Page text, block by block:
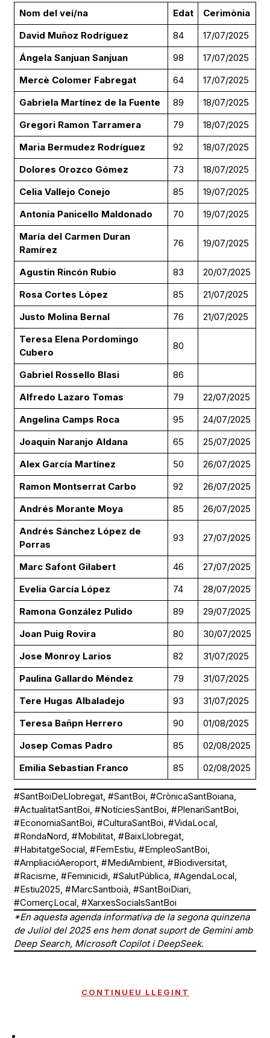
Nom del veí/na
Edat
Cerimònia
David Muñoz Rodríguez
84
17/07/2025
Ángela Sanjuan Sanjuan
98
17/07/2025
Mercè Colomer Fabregat
64
17/07/2025
Gabriela Martínez de la Fuente
89
18/07/2025
Gregori Ramon Tarramera
79
18/07/2025
Maria Bermudez Rodríguez
92
18/07/2025
Dolores Orozco Gómez
73
18/07/2025
Celia Vallejo Conejo
85
19/07/2025
Antonia Panicello Maldonado
70
19/07/2025
María del Carmen Duran
Ramírez
76 19/07/2025
Agustin Rincón Rubio 83
20/07/2025
Rosa Cortes López
85
21/07/2025
Justo Molina Bernal
76
21/07/2025
Teresa Elena Pordomingo
Cubero
80
Gabriel Rossello Blasi
86
Alfredo Lazaro Tomas
79
22/07/2025
Angelina Camps Roca
95
24/07/2025
Joaquin Naranjo Aldana
65
25/07/2025
Alex García Martínez
50
26/07/2025
Ramon Montserrat Carbo
92
26/07/2025
Andrés Morante Moya
85
26/07/2025
Andrés Sánchez López de
Porras
93 27/07/2025
Marc Safont Gilabert 46
27/07/2025
Evelia García López
74
28/07/2025
Ramona González Pulido
89
29/07/2025
Joan Puig Rovira
80
30/07/2025
Jose Monroy Larios
82
31/07/2025
Paulina Gallardo Méndez
79
31/07/2025
Tere Hugas Albaladejo
93
31/07/2025
Teresa Bañpn Herrero
90
01/08/2025
Josep Comas Padro
85
02/08/2025
Emilia Sebastian Franco
85 02/08/2025
#SantBoiDeLlobregat, #SantBoi, #CrònicaSantBoiana,
#ActualitatSantBoi, #NotíciesSantBoi, #PlenariSantBoi,
#EconomiaSantBoi, #CulturaSantBoi, #VidaLocal,
#RondaNord, #Mobilitat, #BaixLlobregat,
#HabitatgeSocial, #FemEstiu, #EmpleoSantBoi,
#AmpliacióAeroport, #MediAmbient, #Biodiversitat,
#Racisme, #Feminicidi, #SalutPública, #AgendaLocal,
#Estiu2025, #MarcSantboià, #SantBoiDiari,
#ComerçLocal, #XarxesSocialsSantBoi
*En aquesta agenda informativa de la segona quinzena
de Juliol del 2025 ens hem donat suport de Gemini amb
Deep Search, Microsoft Copilot i DeepSeek.
CONTINUEU LLEGINT